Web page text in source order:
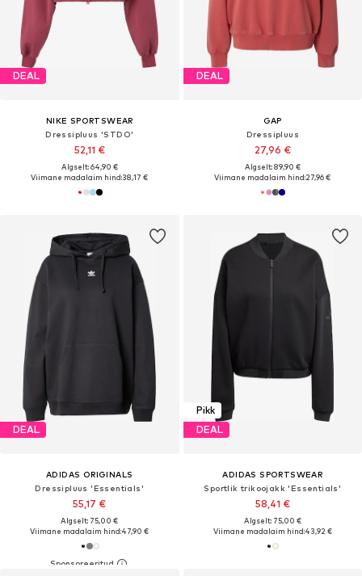
DEAL
NIKE SPORTSWEAR
Dressipluus 'STDO'
52,11 €
Algselt: 64,90 €
Viimane madalaim hind:38,17 €
DEAL
GAP
Dressipluus
27,96 €
Algselt: 89,90 €
Viimane madalaim hind:27,96 €
DEAL
ADIDAS ORIGINALS
Dressipluus 'Essentials'
55,17 €
Algselt: 75,00 €
Viimane madalaim hind:47,90 €
Pikk
DEAL
ADIDAS SPORTSWEAR
Sportlik trikoojakk 'Essentials'
58,41 €
Algselt: 75,00 €
Viimane madalaim hind:43,92 €